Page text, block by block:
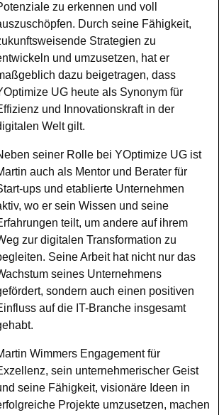
zu erkennen und voll
Durch seine Fähigkeit,
Strategien zu
und umzusetzen, hat er
dazu beigetragen, dass
UG heute als Synonym für
und Innovationskraft in der
Welt gilt.
seiner Rolle bei YOptimize UG ist
auch als Mentor und Berater für
ups und etablierte Unternehmen
wo er sein Wissen und seine
teilt, um andere auf ihrem
zur digitalen Transformation zu
Seine Arbeit hat nicht nur das
seines Unternehmens
sondern auch einen positiven
auf die IT-Branche insgesamt
Wimmers Engagement für
sein unternehmerischer Geist
seine Fähigkeit, visionäre Ideen in
Projekte umzusetzen, machen